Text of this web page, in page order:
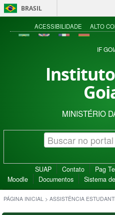
BRASIL
ACESSIBILIDADE ALTO
IF
MINISTÉRIO
SUAP Contato Pag
Moodle
Documentos Sistema
PÁGINA INICIAL > ASSISTÊNCIA